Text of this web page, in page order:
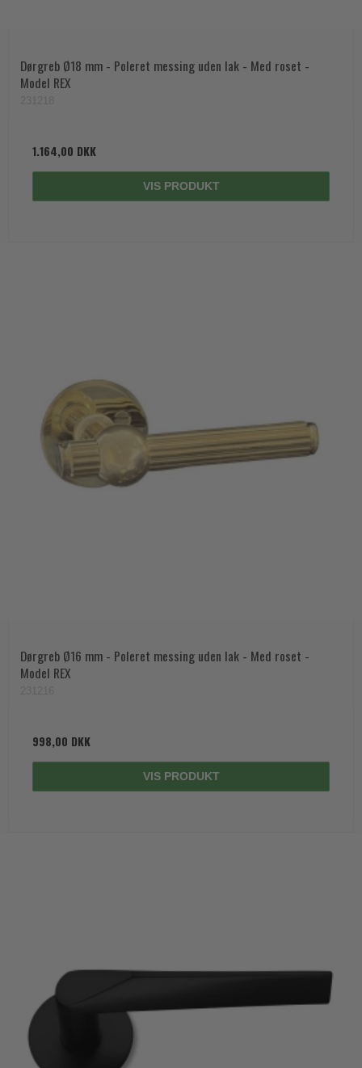
Dørgreb Ø18 mm - Poleret messing uden lak - Med roset -
Model REX
1.164,00 DKK
VIS PRODUKT
Dørgreb Ø16 mm - Poleret messing uden lak - Med roset -
Model REX
998,00 DKK
VIS PRODUKT